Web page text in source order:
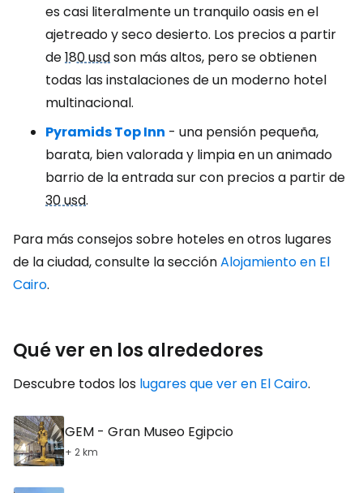
es casi literalmente un tranquilo oasis en el
ajetreado y seco desierto. Los precios a partir
de180 usdson más altos, pero se obtienen
todas las instalaciones de un moderno hotel
multinacional.
Pyramids Top Inn - una pensión pequeña,
barata, bien valorada y limpia en un animado
barrio de la entrada sur con precios a partir de
30 usd.
Para más consejos sobre hoteles en otros lugares
de la ciudad, consulte la secciónAlojamiento en El
Cairo.
Qué ver en los alrededores
Descubre todos los lugares que ver en El Cairo.
GEM - Gran Museo Egipcio
+ 2 km